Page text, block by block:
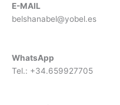
E-MAIL
belshanabel@yobel.es
WhatsApp
Tel.: +34.659927705